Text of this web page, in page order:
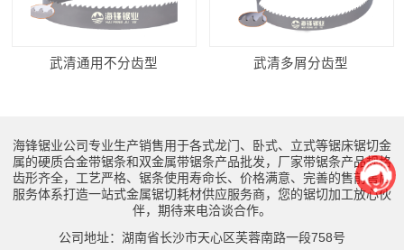
武清通用不分齿型 武清多屑分齿型
海锋锯业公司专业生产销售用于各式龙门、卧式、立式等锯床锯切金
属的硬质合金带锯条和双金属带锯条产品批发，厂家带锯条产品规格
齿形齐全，工艺严格、锯条使用寿命长、价格满意、完善的售前售后
服务体系打造一站式金属锯切耗材供应服务商，您的锯切加工放心伙
伴，期待来电洽谈合作。
公司地址：湖南省长沙市天心区芙蓉南路一段758号